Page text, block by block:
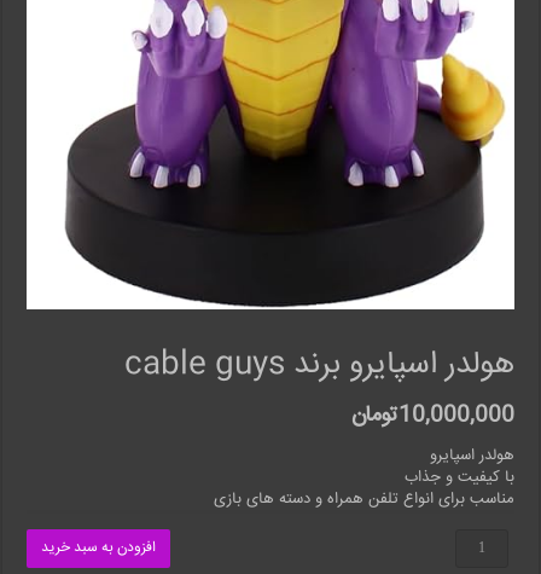
هولدر اسپایرو برند cable guys
10,000,000تومان
هولدر اسپایرو
با کیفیت و جذاب
مناسب‌ برای انواع تلفن همراه و دسته های بازی
هولدر
اسپایرو
افزودن به سبد خرید